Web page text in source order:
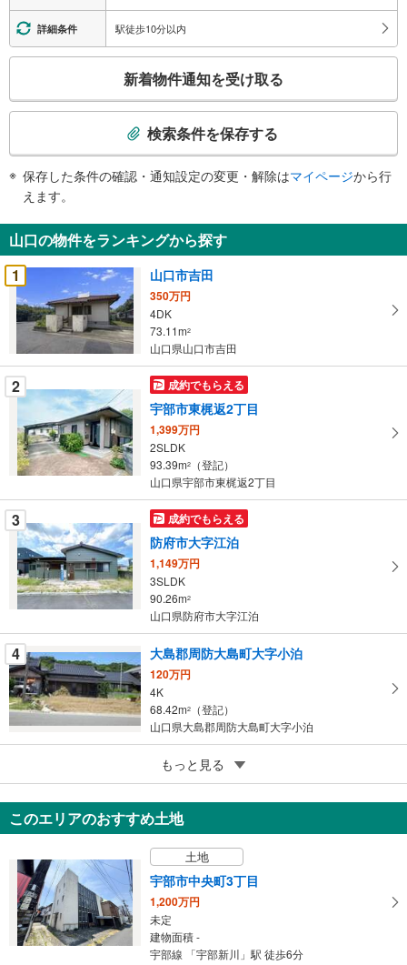
詳細条件 駅徒歩10分以内
検
知
を
受
け
取
る
・
条
件
を
マ
イ
ペ
ジ
に
保
存
す
る
新着物件通知を受け取る
検索条件を保存する
保存した条件の確認・通知設定の変更・解除はマイページから行
えます。
山口の物件をランキングから探す
1
山口市吉田
350万円
4DK
73.11m2
山口県山口市吉田
2 成約でもらえる
宇部市東梶返2丁目
1,399万円
2SLDK
93.39m2
（登記）
山口県宇部市東梶返2丁目
3 成約でもらえる
防府市大字江泊
1,149万円
3SLDK
90.26m2
山口県防府市大字江泊
4 大島郡周防大島町大字小泊
120万円
4K
68.42m2
（登記）
山口県大島郡周防大島町大字小泊
成約でもらえる
山口市阿東生雲中
749万円
5DK
山口県山口市阿東生雲中
もっと見る
このエリアのおすすめ土地
土地
宇部市中央町3丁目
1,200万円
未定
建物面積 -
宇部線 「宇部新川」駅 徒歩6分